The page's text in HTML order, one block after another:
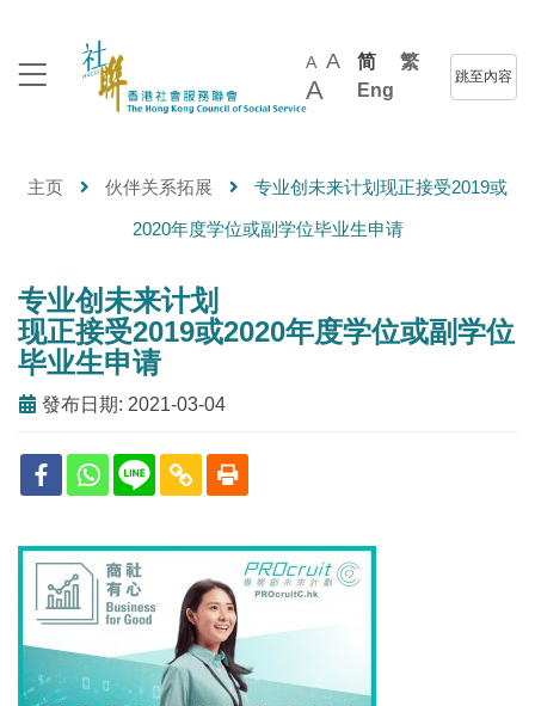
A A
A
简
繁
Eng
跳至內容
主页 伙伴关系拓展 专业创未来计划现正接受2019或
2020年度学位或副学位毕业生申请
专业创未来计划
现正接受2019或2020年度学位或副学位
毕业生申请
發布日期: 2021-03-04